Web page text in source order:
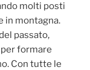
molti posti
in montagna.
passato,
formare
Con tutte le